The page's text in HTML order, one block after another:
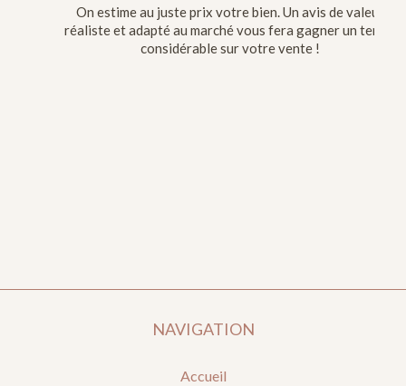
On estime au juste prix votre bien. Un avis de valeur
réaliste et adapté au marché vous fera gagner un temps
considérable sur votre vente !
NAVIGATION
Accueil